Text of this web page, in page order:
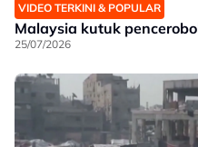
VIDEO TERKINI & POPULAR
Malaysia kutuk
25/07/2026